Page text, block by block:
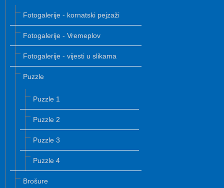
Fotogalerije - kornatski pejzaži
Fotogalerije - Vremeplov
Fotogalerije - vijesti u slikama
Puzzle
Puzzle 1
Puzzle 2
Puzzle 3
Puzzle 4
Brošure